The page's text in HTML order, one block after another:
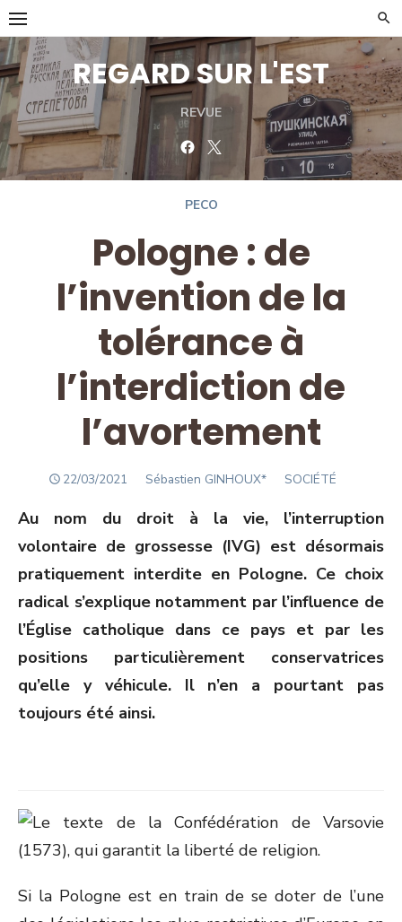
Skip
to
content
REGARD SUR L'EST
REVUE
FacebookTwitter
PECO
Pologne : de
l’invention de la
tolérance à
l’interdiction de
l’avortement
POSTED
22/03/2021 Author
Sébastien GINHOUX* SOCIÉTÉ
Au nom du droit à la vie, l’interruption
volontaire de grossesse (IVG) est désormais
pratiquement interdite en Pologne. Ce choix
radical s’explique notamment par l’influence de
l’Église catholique dans ce pays et par les
positions particulièrement conservatrices
qu’elle y véhicule. Il n’en a pourtant pas
toujours été ainsi.
Si la Pologne est en train de se doter de l’une